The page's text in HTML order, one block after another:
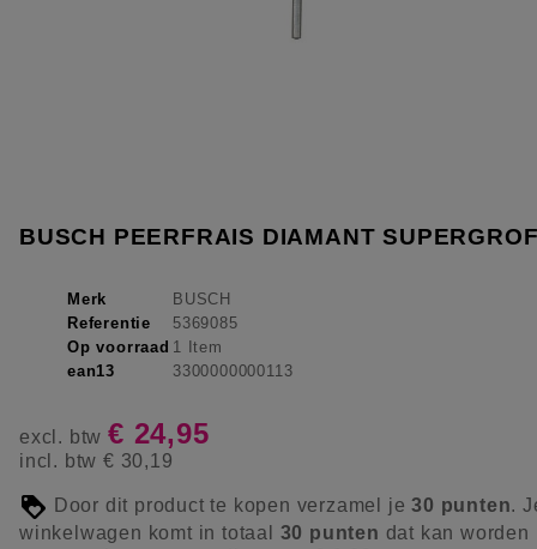
BUSCH PEERFRAIS DIAMANT
Merk
BUSCH
Referentie
5369085
Op voorraad 1 Item
ean13
3300000000113
excl. btw € 24,95
incl. btw € 30,19
Door dit product te kopen verzamel je30 punten.
winkelwagen komt in totaal 30 punten dat kan worden